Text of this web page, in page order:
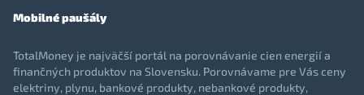
Mobilné paušály
TotalMoney je najväčší portál na porovnávanie cien energií a
finančných produktov na Slovensku. Porovnávame pre Vás ceny
elektriny, plynu, bankové produkty, nebankové produkty,